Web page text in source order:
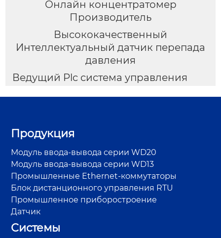
Онлайн концентратомер
Производитель
Высококачественный
Интеллектуальный датчик перепада
давления
Ведущий Plc система управления
Продукция
Модуль ввода-вывода серии WD20
Модуль ввода-вывода серии WD13
Промышленные Ethernet-коммутаторы
Блок дистанционного управления RTU
Промышленное приборостроение
Датчик
Системы